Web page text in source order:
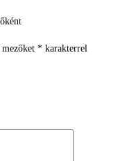
* karakterrel